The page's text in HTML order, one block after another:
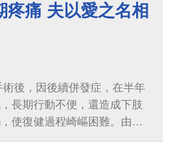
痛 夫以愛之名相
後，因後續併發症，在半年
長期行動不便，還造成下肢
使復健過程崎嶇困難。由於
藥大學附設醫院疼痛中心求